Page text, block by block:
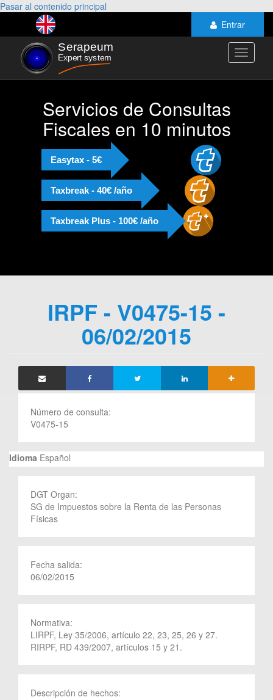
Pasar al contenido principal
Entrar
Toggle
Servicios de Consultas
Fiscales en 10 minutos
Easytax - 5€
Taxbreak - 40€ /año
Taxbreak Plus - 100€ /año
IRPF - V0475-15 -
06/02/2015
Número de consulta:
V0475-15
Idioma Español
DGT Organ:
SG de Impuestos sobre la Renta de las Personas
Físicas
Fecha salida:
06/02/2015
Normativa:
LIRPF, Ley 35/2006, artículo 22, 23, 25, 26 y 27.
RIRPF, RD 439/2007, artículos 15 y 21.
Descripción de hechos: